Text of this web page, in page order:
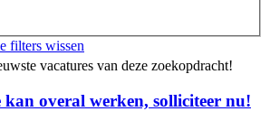
filters wissen
vacatures van deze zoekopdracht!
kan overal werken, solliciteer nu!